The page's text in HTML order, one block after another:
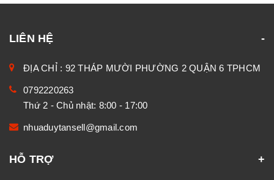
LIÊN HỆ
ĐỊA CHỈ : 92 THÁP MƯỜI PHƯỜNG 2 QUẬN 6 TPHCM
0792220263
Thứ 2 - Chủ nhật: 8:00 - 17:00
nhuaduytansell@gmail.com
HỖ TRỢ